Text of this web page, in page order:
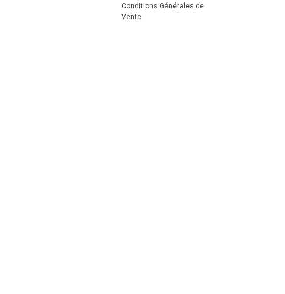
Conditions Générales de
Vente